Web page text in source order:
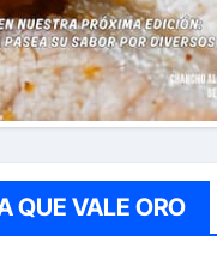
QUE VALE ORO